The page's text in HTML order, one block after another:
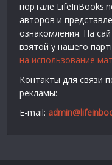
портале
авторов и
ознакомления. На
взятой у нашего
на использование
Контакты для связи
рекламы:
E-mail: